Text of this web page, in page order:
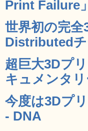
Print Failure
世界初の完
Distributed
超巨大3Dプ
キュメンタ
今度は3Dプ
- DNA